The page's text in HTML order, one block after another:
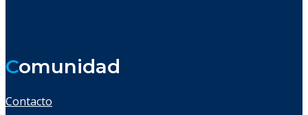
Comunidad
Contacto